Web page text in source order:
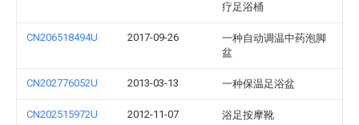
疗足浴桶
CN206518494U 2017-09-26
一种自动调温中药泡脚
盆
CN202776052U 2013-03-13 一种保温足浴盆
CN202515972U 2012-11-07 浴足按摩靴